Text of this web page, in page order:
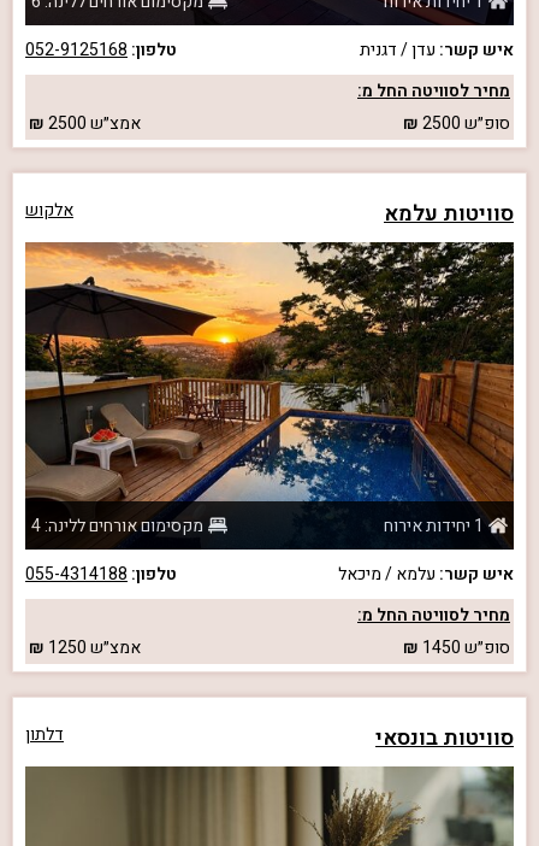
איש קשר: עדן / דגנית טלפון: 052-9125168
מחיר לסוויטה החל מ:
סופ״ש2500 אמצ״ש2500
סוויטות עלמא אלקוש
1 יחידות אירוח
מקסימום אורחים ללינה: 4
איש קשר: עלמא / מיכאל טלפון: 055-4314188
מחיר לסוויטה החל מ:
סופ״ש1450 אמצ״ש1250
סוויטות בונסאי דלתון